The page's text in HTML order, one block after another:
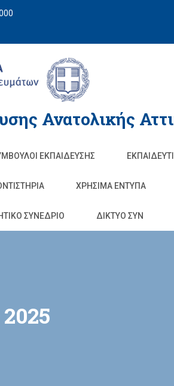
Ανατολικής
ΕΚΠΑΙΔΕΥΣΗΣ
ΧΡΗΣΙΜΑ ΕΝΤΥΠΑ
ΣΥΝΕΔΡΙΟ ΔΙΚΤΥΟ ΣΥΝ